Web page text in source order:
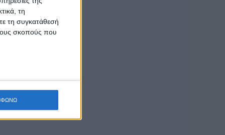
τη
τη συγκατάθεσή
σκοπούς που